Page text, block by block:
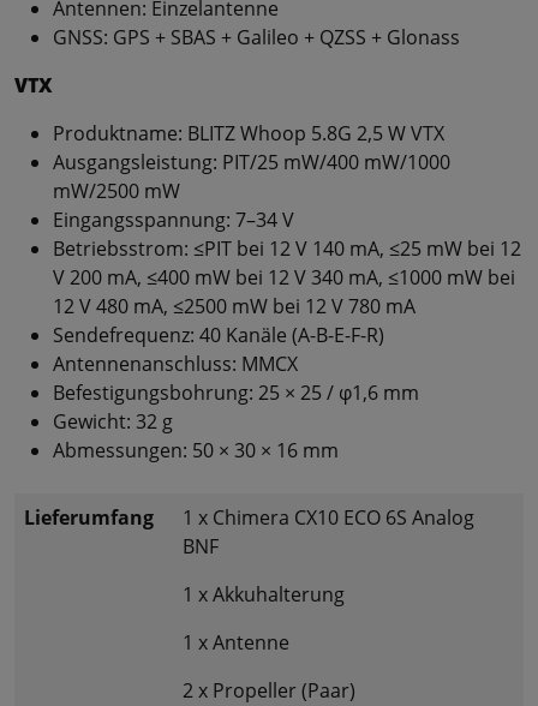
Antennen: Einzelantenne
GNSS: GPS + SBAS + Galileo + QZSS + Glonass
VTX
Produktname: BLITZ Whoop 5.8G 2,5 W VTX
Ausgangsleistung: PIT/25 mW/400 mW/1000
mW/2500 mW
Eingangsspannung: 7–34 V
Betriebsstrom: ≤PIT bei 12 V 140 mA, ≤25 mW bei 12
V 200 mA, ≤400 mW bei 12 V 340 mA, ≤1000 mW bei
12 V 480 mA, ≤2500 mW bei 12 V 780 mA
Sendefrequenz: 40 Kanäle (A-B-E-F-R)
Antennenanschluss: MMCX
Befestigungsbohrung: 25 × 25 / φ1,6 mm
Gewicht: 32 g
Abmessungen: 50 × 30 × 16 mm
Lieferumfang
1 x Chimera CX10 ECO 6S Analog
BNF
1 x Akkuhalterung
1 x Antenne
2 x Propeller (Paar)